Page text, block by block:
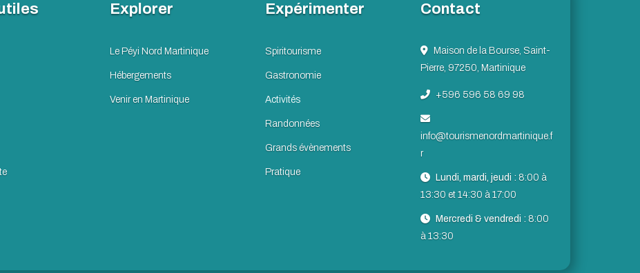
Explorer
Le Péyi Nord Martinique
Hébergements
Venir en Martinique
Expérimenter
Spiritourisme
Gastronomie
Activités
Randonnées
Grands évènements
Pratique
Contact
Maison de la Bourse, Saint-
Pierre, 97250, Martinique
+596 596 58 69 98
info@tourismenordmartinique.f
r
Lundi, mardi, jeudi : 8:00 à
13:30 et 14:30 à 17:00
Mercredi & vendredi : 8:00
à 13:30